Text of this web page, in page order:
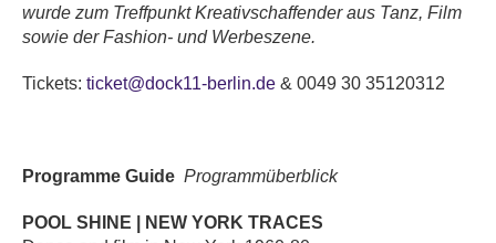
wurde zum Treffpunkt Kreativschaffender aus Tanz, Film
sowie der Fashion- und Werbeszene.
Tickets: ticket@dock11-berlin.de & 0049 30 35120312
Programme Guide Programmüberblick
POOL SHINE | NEW YORK TRACES